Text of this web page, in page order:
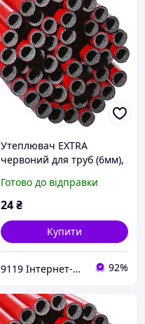
Утеплювач EXTRA
червоний для труб (6мм),
Теплоізол
Готово до відправки
24₴
Купити
9119 Інтернет-магазин 92%